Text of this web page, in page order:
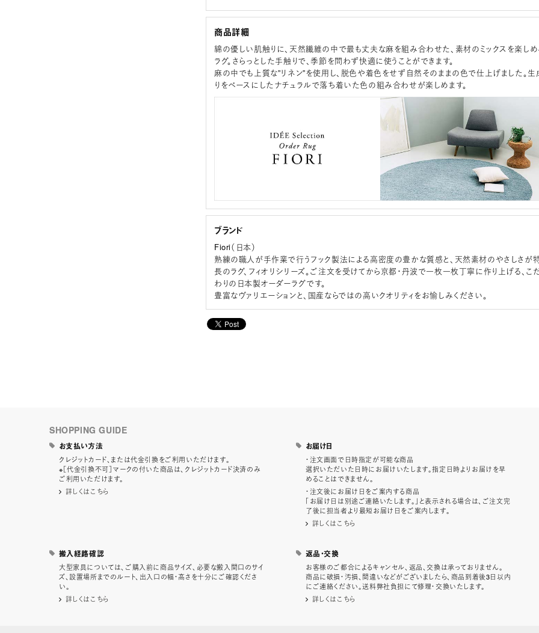
商品詳細
綿の優しい肌触りに、天然繊維の中で最も丈夫な麻を組み合わせた、素材のミックスを楽し
ラグ。さらっとした手触りで、季節を問わず快適に使うことができます。
麻の中でも上質な”リネン”を使用し、脱色や着色をせず自然そのままの色で仕上げました。生
りをベースにしたナチュラルで落ち着いた色の組み合わせが楽しめます。
ブランド
Fiori（日本）
熟練の職人が手作業で行うフック製法による高密度の豊かな質感と、天然素材のやさしさが
長のラグ、フィオリシリーズ。ご注文を受けてから京都・丹波で一枚一枚丁寧に作り上げる、こ
わりの日本製オーダーラグです。
豊富なヴァリエーションと、国産ならではの高いクオリティをお愉しみください。
SHOPPING GUIDE
お支払い方法
クレジットカード、または代金引換をご利用いただけます。
※［代金引換不可］マークの付いた商品は、クレジットカード決済のみ
ご利用いただけます。
詳しくはこちら
お届け日
・注文画面で日時指定が可能な商品
選択いただいた日時にお届けいたします。指定日時よりお届けを早
めることはできません。
・注文後にお届け日をご案内する商品
「お届け日は別途ご連絡いたします。」と表示される場合は、ご注文完
了後に担当者より最短お届け日をご案内します。
詳しくはこちら
搬入経路確認
大型家具については、ご購入前に商品サイズ、必要な搬入間口のサイ
ズ、設置場所までのルート、出入口の幅・高さを十分にご確認くださ
い。
詳しくはこちら
返品・交換
お客様のご都合によるキャンセル、返品、交換は承っておりません。
商品に破損・汚損、間違いなどがございましたら、商品到着後3日以内
にご連絡ください。送料弊社負担にて修理・交換いたします。
詳しくはこちら